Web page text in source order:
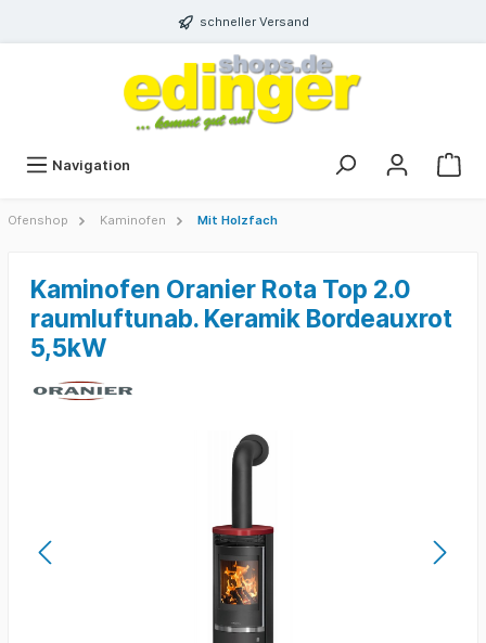
schneller Versand
Navigation
Ofenshop Kaminofen Mit Holzfach
Kaminofen Oranier Rota Top 2.0
raumluftunab. Keramik Bordeauxrot
5,5kW